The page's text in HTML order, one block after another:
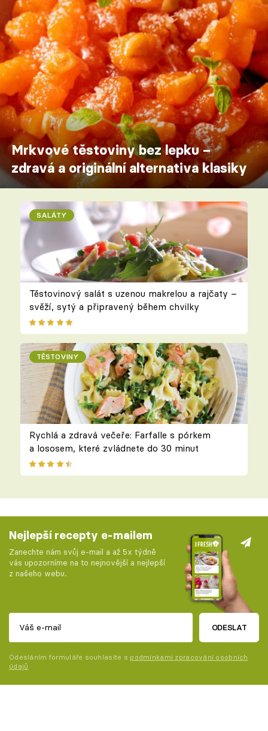
Mrkvové těstoviny bez lepku –
zdravá a originální alternativa klasiky
SALÁTY
Těstovinový salát s uzenou makrelou a rajčaty –
svěží, sytý a připravený během chvilky
TĚSTOVINY
Rychlá a zdravá večeře: Farfalle s pórkem
a lososem, které zvládnete do 30 minut
Nejlepší recepty e-mailem
Zanechte nám svůj e-mail a až 5x týdně
vás upozorníme na to nejnovější a nejlepší
z našeho webu.
ODESLAT
Odesláním formuláře souhlasíte s podmínkami zpracování osobních
údajů